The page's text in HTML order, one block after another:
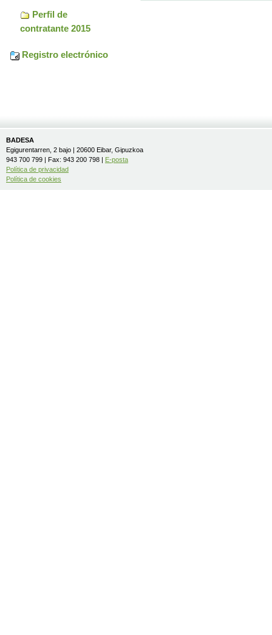
Perfil de
contratante 2015
Registro electrónico
BADESA
Egigurentarren, 2 bajo | 20600 Eibar, Gipuzkoa
943 700 799 | Fax: 943 200 798 | E-posta
Política de privacidad
Política de cookies